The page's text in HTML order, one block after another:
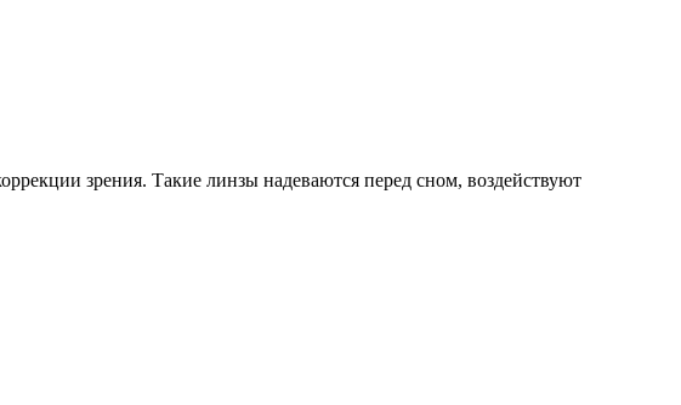
зрения. Такие линзы надеваются перед сном, воздействуют